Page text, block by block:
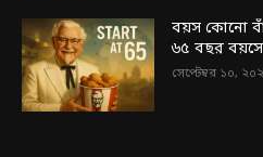
বয়স কোনো
৬৫ বছর
সেপ্টেম্বর ১০,